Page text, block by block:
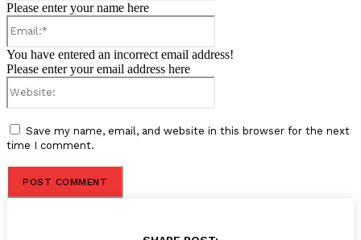
Please enter your name here
You have entered an incorrect email address!
Please enter your email address here
Save my name, email, and website in this browser for the next
time I comment.